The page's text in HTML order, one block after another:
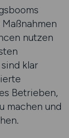
nutzen
klar
Betrieben,
machen und